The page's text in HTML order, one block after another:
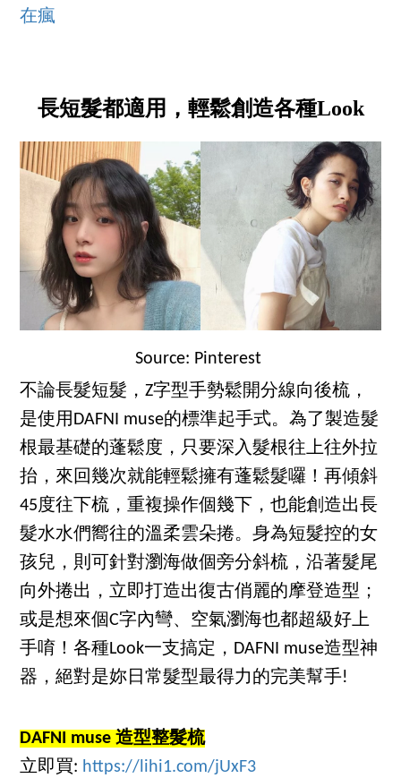
在瘋
長短髮都適用，輕鬆創造各種Look
Source: Pinterest
不論長髮短髮，Z字型手勢鬆開分線向後梳，
是使用DAFNI muse的標準起手式。為了製造髮
根最基礎的蓬鬆度，只要深入髮根往上往外拉
抬，來回幾次就能輕鬆擁有蓬鬆髮囉！再傾斜
45度往下梳，重複操作個幾下，也能創造出長
髮水水們嚮往的溫柔雲朵捲。身為短髮控的女
孩兒，則可針對瀏海做個旁分斜梳，沿著髮尾
向外捲出，立即打造出復古俏麗的摩登造型；
或是想來個C字內彎、空氣瀏海也都超級好上
手唷！各種Look一支搞定，DAFNI muse造型神
器，絕對是妳日常髮型最得力的完美幫手!
DAFNI muse 造型整髮梳
立即買: https://lihi1.com/jUxF3